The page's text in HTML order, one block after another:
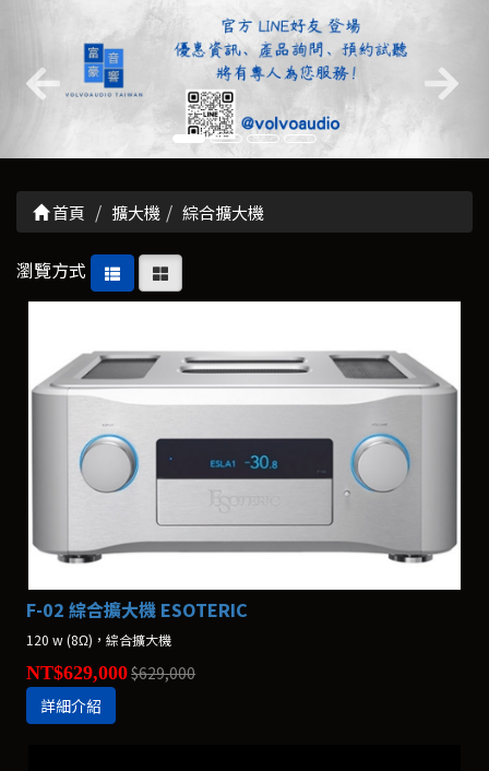
首頁 擴大機 綜合擴大機
瀏覽方式
F-02 綜合擴大機 ESOTERIC
120 w (8Ω)，綜合擴大機
NT$629,000$629,000
詳細介紹